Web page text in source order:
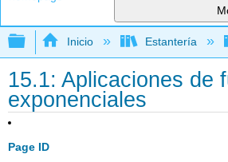
Expandir/contraer
Inicio Estantería
15.1: Aplicaciones de
exponenciales
Page ID